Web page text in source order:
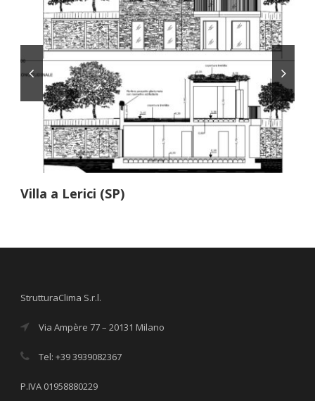
Villa a Lerici (SP)
StrutturaClima S.r.l.
Via Ampère 77 – 20131 Milano
Tel: +39 3939082367
P.IVA 01958880229